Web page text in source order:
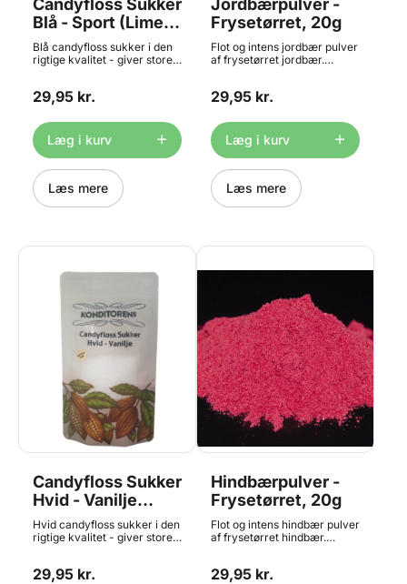
Candyfloss Sukker
Blå - Sport (Lime)
Smag 250 g,
Konditorens
Blå candyfloss sukker i den
rigtige kvalitet - giver store,
på pinden. Den blå variant
(lime), som gør den lidt
mindre sød. Posen giver 20-
25 candyfloss. Mangler du
en candyfloss maskine til
sukkeret så finder du den
HER. Indhold: 250g.
29,95 kr.
Læg i kurv
Læs mere
Jordbærpulver -
Frysetørret, 20g
Flot og intens jordbær pulver
af frysetørret jordbær.
flødeboller, mousser,
mere. Skal opbevares lufttæt
efter åbning, da det ellers
klumper. Indhold: 20 gram
Føres også i 100g og 500g
portioner
29,95 kr.
Læg i kurv
Læs mere
Candyfloss Sukker
Hvid - Vanilje
Smag 250 g,
Konditorens
Hvid candyfloss sukker i den
rigtige kvalitet - giver store,
på pinden. Den hvide variant
29,95 kr.
Hindbærpulver -
Frysetørret, 20g
Flot og intens hindbær pulver
af frysetørret hindbær.
flødeboller, mousser,
29,95 kr.